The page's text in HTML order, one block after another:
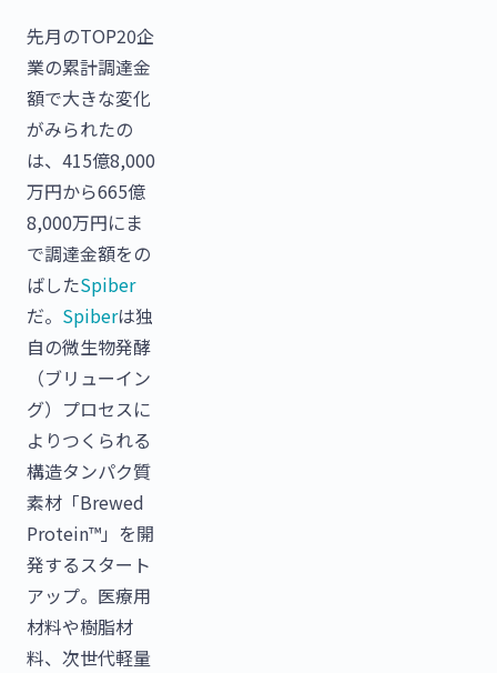
先月のTOP20企
業の累計調達金
額で大きな変化
がみられたの
は、415億8,000
万円から665億
8,000万円にま
で調達金額をの
ばしたSpiber
だ。 Spiberは独
自の微生物発酵
（ブリューイン
グ）プロセスに
よりつくられる
構造タンパク質
素材「Brewed
Protein™」を開
発するスタート
アップ。医療用
材料や樹脂材
料、次世代軽量